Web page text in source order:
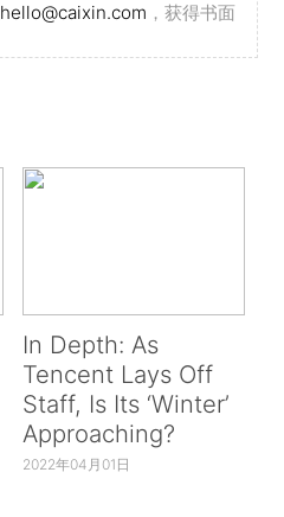
hello@caixin.com ，获得书面
In Depth: As
Tencent Lays Off
Staff, Is Its ‘Winter’
Approaching?
2022年04月01日